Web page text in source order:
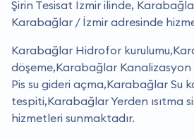
Şirin Tesisat İzmir ilinde,
Karabağlar / İzmir adresinde
Karabağlar Hidrofor
döşeme,Karabağlar
Pis su gideri açma,Karabağlar Su
tespiti,Karabağlar Yerden ısıtma
hizmetleri sunmaktadır.